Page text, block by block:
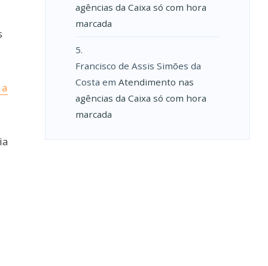
agências da Caixa só com hora
marcada
Francisco de Assis Simões da
Costa em Atendimento nas
agências da Caixa só com hora
marcada